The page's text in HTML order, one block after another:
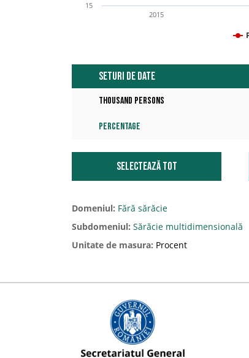
2015
15
Seturi de date
Thousand persons
Percentage
Selectează tot
Domeniul: Fără sărăcie
Subdomeniul: Sărăcie multidimensională
Unitate de masura: Procent